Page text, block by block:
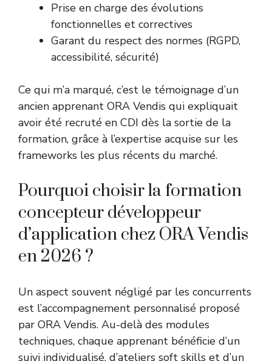
Prise en charge des évolutions
fonctionnelles et correctives
Garant du respect des normes (RGPD,
accessibilité, sécurité)
Ce qui m’a marqué, c’est le témoignage d’un
ancien apprenant ORA Vendis qui expliquait
avoir été recruté en CDI dès la sortie de la
formation, grâce à l’expertise acquise sur les
frameworks les plus récents du marché.
Pourquoi choisir la formation
concepteur développeur
d’application chez ORA Vendis
en 2026 ?
Un aspect souvent négligé par les concurrents
est l’accompagnement personnalisé proposé
par ORA Vendis. Au-delà des modules
techniques, chaque apprenant bénéficie d’un
suivi individualisé, d’ateliers soft skills et d’un